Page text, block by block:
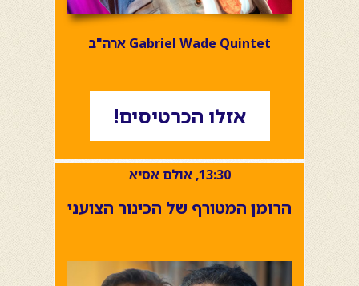
Gabriel Wade Quintet ארה"ב
אזלו הכרטיסים!
13:30, אולם אסיא
הרומן המטורף של הכינור הצועני